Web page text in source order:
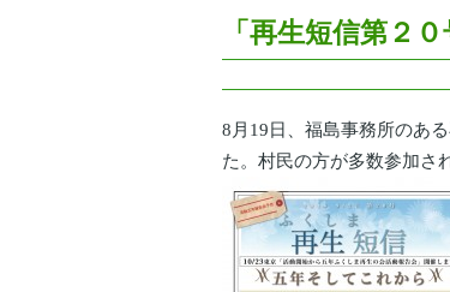
「再生短信第２
8月19日、福島事務所のあ
た。村民の方が多数参加さ